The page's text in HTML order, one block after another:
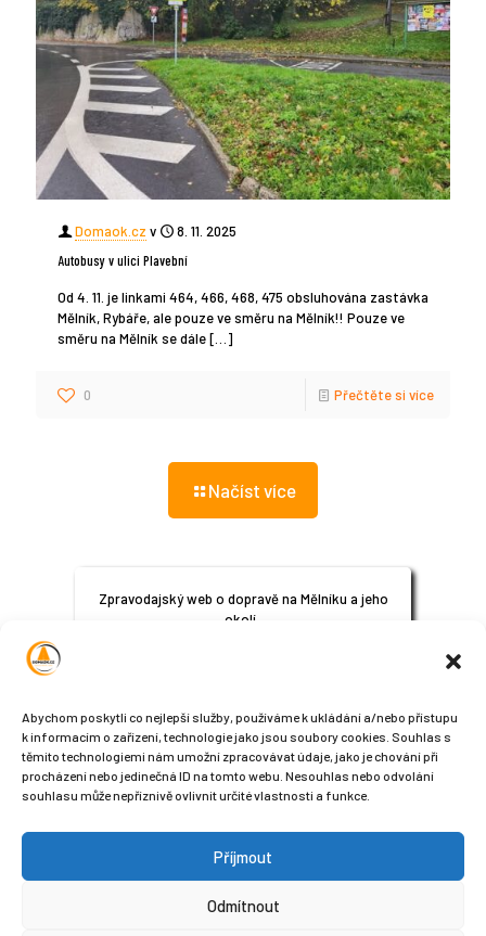
Abychom poskytli co nejlepší služby, používáme k ukládání a/nebo přístupu
k informacím o zařízení, technologie jako jsou soubory cookies. Souhlas s
těmito technologiemi nám umožní zpracovávat údaje, jako je chování při
procházení nebo jedinečná ID na tomto webu. Nesouhlas nebo odvolání
souhlasu může nepříznivě ovlivnit určité vlastnosti a funkce.
Příjmout
Odmítnout
Domaok.cz v
8. 11. 2025
Autobusy v ulici Plavební
Od 4. 11. je linkami 464, 466, 468, 475 obsluhována zastávka
Mělník, Rybáře, ale pouze ve směru na Mělník!! Pouze ve
směru na Mělník se dále[…]
0 Přečtěte si více
Načíst více
Zpravodajský web o dopravě na Mělníku a jeho
okolí.
Sledujte nás na sociálních sítích